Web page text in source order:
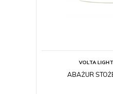
VOLTA
ABAŻUR